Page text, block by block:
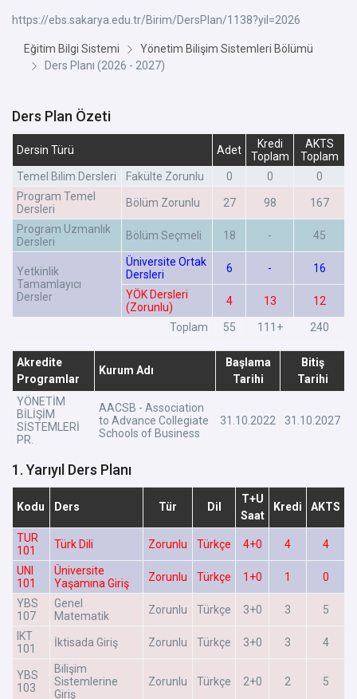
https://ebs.sakarya.edu.tr/Birim/DersPlan/1138?yil=2026
Eğitim Bilgi Sistemi
Yönetim Bilişim Sistemleri Bölümü
Ders Planı (2026 - 2027)
Ders Plan Özeti
Dersin Türü Adet
Kredi
Toplam
AKTS
Toplam
Temel Bilim Dersleri
Fakülte Zorunlu 0 0
0
Program Temel
Dersleri
Bölüm Zorunlu 27 98 167
Program Uzmanlık
Dersleri
Bölüm Seçmeli 18 - 45
Yetkinlik
Tamamlayıcı
Dersler
Üniversite Ortak
Dersleri
6 - 16
YÖK Dersleri
(Zorunlu)
4 13 12
Toplam 55 111+ 240
Akredite
Programlar
Kurum Adı
Başlama
Tarihi
Bitiş
Tarihi
YÖNETİM
BİLİŞİM
SİSTEMLERİ
PR.
AACSB - Association
to Advance Collegiate
Schools of Business
31.10.2022 31.10.2027
1. Yarıyıl Ders Planı
Kodu Ders Tür Dil
T+U
Saat
Kredi AKTS
TUR
101
Türk Dili Zorunlu Türkçe 4+0 4 4
UNI
101
Üniversite
Yaşamına Giriş
Zorunlu Türkçe 1+0 1 0
YBS
107
Genel
Matematik
Zorunlu Türkçe 3+0 3 5
IKT
101
İktisada Giriş Zorunlu Türkçe 3+0 3 4
YBS
103
Bilişim
Sistemlerine
Giriş
Zorunlu Türkçe 2+0 2 5